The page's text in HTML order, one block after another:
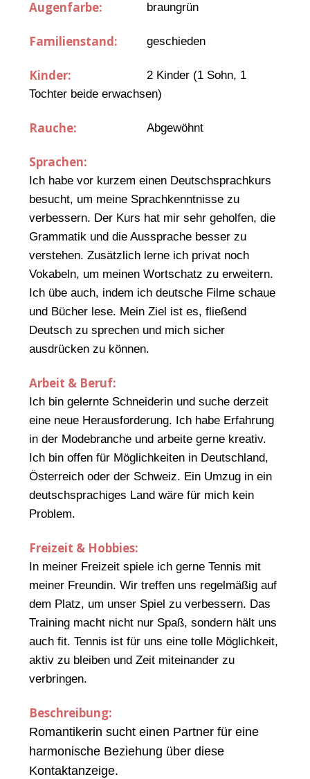
Augenfarbe: braungrün
Familienstand: geschieden
Kinder:
2 Kinder (1 Sohn, 1
Tochter beide erwachsen)
Rauche: Abgewöhnt
Sprachen:
Ich habe vor kurzem einen Deutschsprachkurs
besucht, um meine Sprachkenntnisse zu
verbessern. Der Kurs hat mir sehr geholfen, die
Grammatik und die Aussprache besser zu
verstehen. Zusätzlich lerne ich privat noch
Vokabeln, um meinen Wortschatz zu erweitern.
Ich übe auch, indem ich deutsche Filme schaue
und Bücher lese. Mein Ziel ist es, fließend
Deutsch zu sprechen und mich sicher
ausdrücken zu können.
Arbeit & Beruf:
Ich bin gelernte Schneiderin und suche derzeit
eine neue Herausforderung. Ich habe Erfahrung
in der Modebranche und arbeite gerne kreativ.
Ich bin offen für Möglichkeiten in Deutschland,
Österreich oder der Schweiz. Ein Umzug in ein
deutschsprachiges Land wäre für mich kein
Problem.
Freizeit & Hobbies:
In meiner Freizeit spiele ich gerne Tennis mit
meiner Freundin. Wir treffen uns regelmäßig auf
dem Platz, um unser Spiel zu verbessern. Das
Training macht nicht nur Spaß, sondern hält uns
auch fit. Tennis ist für uns eine tolle Möglichkeit,
aktiv zu bleiben und Zeit miteinander zu
verbringen.
Beschreibung:
Romantikerin sucht einen Partner für eine
harmonische Beziehung über diese
Kontaktanzeige.